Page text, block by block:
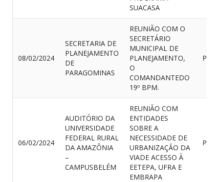
SUACASA
08/02/2024
SECRETARIA DE
PLANEJAMENTO
DE
PARAGOMINAS
REUNIÃO COM O
SECRETÁRIO
MUNICIPAL DE
PLANEJAMENTO,
O
COMANDANTEDO
19º BPM.
06/02/2024
AUDITÓRIO DA
UNIVERSIDADE
FEDERAL RURAL
DA AMAZÔNIA
–
CAMPUSBELÉM
REUNIÃO COM
ENTIDADES
SOBRE A
NECESSIDADE DE
URBANIZAÇÃO DA
VIADE ACESSO À
EETEPA, UFRA E
EMBRAPA